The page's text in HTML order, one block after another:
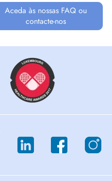
Aceda às nossas FAQ ou
contacte-nos